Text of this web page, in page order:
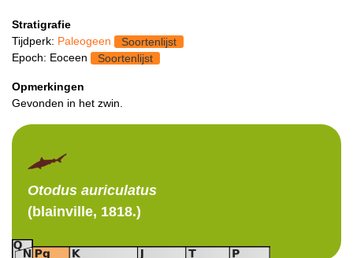
Stratigrafie
Tijdperk: Paleogeen
Soortenlijst
Epoch: Eoceen
Soortenlijst
Opmerkingen
Gevonden in het zwin.
Otodus auriculatus
(blainville, 1818.)